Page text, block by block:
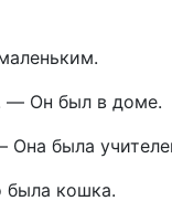
— Он был в доме.
Она была
была кошка.